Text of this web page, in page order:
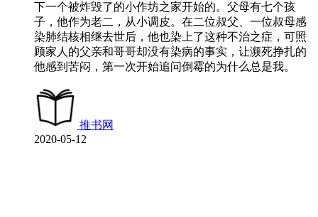
下一个被炸毁了的小作坊之家开始的。父母有七个孩
子，他作为老二，从小调皮。在二位叔父、一位叔母感
染肺结核相继去世后，他也染上了这种不治之症，可照
顾家人的父亲和哥哥却没有染病的事实，让濒死挣扎的
他感到苦闷，第一次开始追问倒霉的为什么总是我。
推书网
2020-05-12